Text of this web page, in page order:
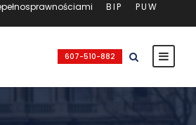
BIP PUW
607-510-882